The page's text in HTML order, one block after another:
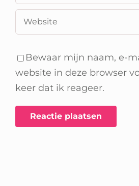
Bewaar mijn naam, e-
website in deze browser
keer dat ik reageer.